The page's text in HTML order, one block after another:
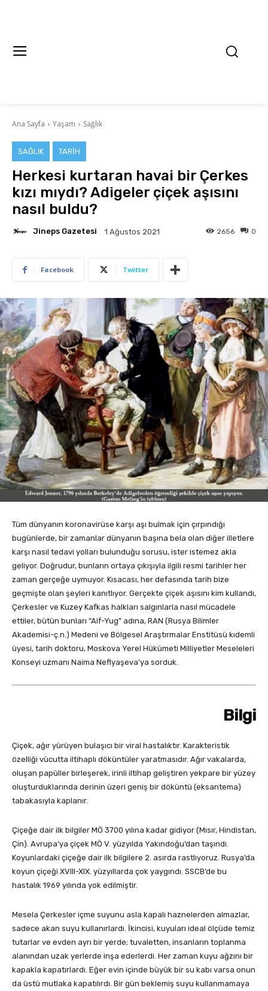
Ana Sayfa Yaşam Sağlık
SAĞLIK TARIH
Herkesi kurtaran havai bir Çerkes
kızı mıydı? Adigeler çiçek aşısını
nasıl buldu?
Jineps Gazetesi 1 Ağustos 2021 0
2656
Facebook Twitter
Tüm dünyanın koronavirüse karşı aşı bulmak için çırpındığı
bugünlerde, bir zamanlar dünyanın başına bela olan diğer illetlere
karşı nasıl tedavi yolları bulunduğu sorusu, ister istemez akla
geliyor. Doğrudur, bunların ortaya çıkışıyla ilgili resmi tarihler her
zaman gerçeğe uymuyor. Kısacası, her defasında tarih bize
geçmişte olan şeyleri kanıtlıyor. Gerçekte çiçek aşısını kim kullandı,
Çerkesler ve Kuzey Kafkas halkları salgınlarla nasıl mücadele
ettiler, bütün bunları “Aif-Yug” adına, RAN (Rusya Bilimler
Akademisi-ç.n.) Medeni ve Bölgesel Araştırmalar Enstitüsü kıdemli
üyesi, tarih doktoru, Moskova Yerel Hükümeti Milliyetler Meseleleri
Konseyi uzmanı Naima Neflyaşeva’ya sorduk.
Bilgi
Çiçek, ağır yürüyen bulaşıcı bir viral hastalıktır. Karakteristik
özelliği vücutta iltihaplı döküntüler yaratmasıdır. Ağır vakalarda,
oluşan papüller birleşerek, irinli iltihap geliştiren yekpare bir yüzey
oluşturduklarında derinin üzeri geniş bir döküntü (eksantema)
tabakasıyla kaplanır.
Çiçeğe dair ilk bilgiler MÖ 3700 yılına kadar gidiyor (Mısır, Hindistan,
Çin). Avrupa’ya çiçek MÖ V. yüzyılda Yakındoğu’dan taşındı.
Koyunlardaki çiçeğe dair ilk bilgilere 2. asırda rastlıyoruz. Rusya’da
koyun çiçeği XVIII-XIX. yüzyıllarda çok yaygındı. SSCB’de bu
hastalık 1969 yılında yok edilmiştir.
Mesela Çerkesler içme suyunu asla kapalı haznelerden almazlar,
sadece akan suyu kullanırlardı. İkincisi, kuyuları ideal ölçüde temiz
tutarlar ve evden ayrı bir yerde; tuvaletten, insanların toplanma
alanından uzak yerlerde inşa ederlerdi. Her zaman kuyu ağzını bir
kapakla kapatırlardı. Eğer evin içinde büyük bir su kabı varsa onun
da üstü mutlaka kapatılırdı. Bir gün beklemiş suyu kullanmamaya